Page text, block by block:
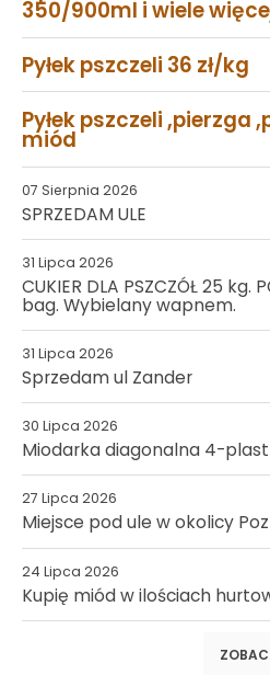
350/900ml i wiele
Pyłek pszczeli 36 zł/kg
Pyłek pszczeli ,pierzga
miód
07 Sierpnia 2026
SPRZEDAM ULE
31 Lipca 2026
CUKIER DLA PSZCZÓŁ 25 kg.
bag. Wybielany wapnem.
31 Lipca 2026
Sprzedam ul Zander
30 Lipca 2026
Miodarka diagonalna 4-
27 Lipca 2026
Miejsce pod ule w okolicy
24 Lipca 2026
Kupię miód w ilościach